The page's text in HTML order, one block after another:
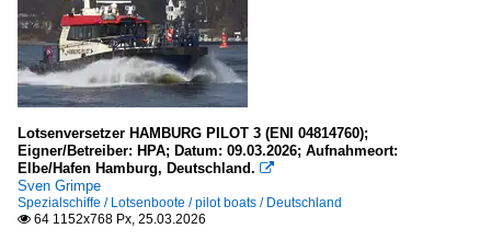
Segelschiffe
1-Master
Traditionssegler und Nachbauten
2-Master
Lotsenversetzer HAMBURG PILOT 3 (ENI 04814760);
Eigner/Betreiber: HPA; Datum: 09.03.2026; Aufnahmeort:
Elbe/Hafen Hamburg, Deutschland. 
Sven Grimpe
Spezialschiffe / Lotsenboote / pilot boats / Deutschland
 64 1152x768 Px, 25.03.2026